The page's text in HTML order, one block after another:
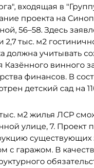
входящая в
проекта на
56–58. Здесь
2,7 тыс. м2
должна учитывать
Казённого винного
финансов. В
детский сад на
м2 жилья ЛСР
улице, 7. Проект
существующих
с гаражом. В